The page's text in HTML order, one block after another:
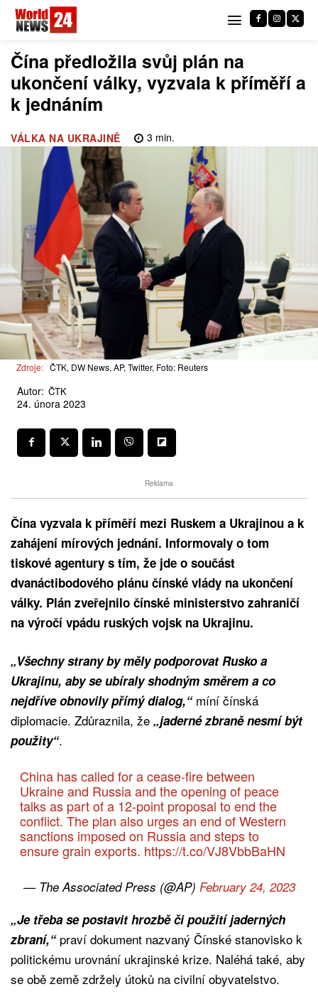
Čína předložila svůj plán na
ukončení války, vyzvala k příměří a
k jednáním
VÁLKA NA UKRAJINĚ 3 min.
Zdroje: ČTK, DW News, AP, Twitter, Foto: Reuters
Autor: ČTK
24. února 2023
Reklama
Čína vyzvala k příměří mezi Ruskem a Ukrajinou a k
zahájení mírových jednání. Informovaly o tom
tiskové agentury s tím, že jde o součást
dvanáctibodového plánu čínské vlády na ukončení
války. Plán zveřejnilo čínské ministerstvo zahraničí
na výročí vpádu ruských vojsk na Ukrajinu.
„Všechny strany by měly podporovat Rusko a
Ukrajinu, aby se ubíraly shodným směrem a co
nejdříve obnovily přímý dialog,“míní čínská
diplomacie. Zdůraznila, že „jaderné zbraně nesmí být
použity“.
China has called for a cease-fire between
Ukraine and Russia and the opening of peace
talks as part of a 12-point proposal to end the
conflict. The plan also urges an end of Western
sanctions imposed on Russia and steps to
ensure grain exports. https://t.co/VJ8VbbBaHN
— The Associated Press (@AP) February 24, 2023
„Je třeba se postavit hrozbě či použití jaderných
zbraní,“praví dokument nazvaný Čínské stanovisko k
politickému urovnání ukrajinské krize. Naléhá také, aby
se obě země zdržely útoků na civilní obyvatelstvo.